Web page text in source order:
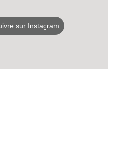
sur Instagram